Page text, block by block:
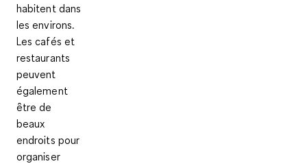
habitent dans
les environs.
Les cafés et
restaurants
peuvent
également
être de
beaux
endroits pour
organiser